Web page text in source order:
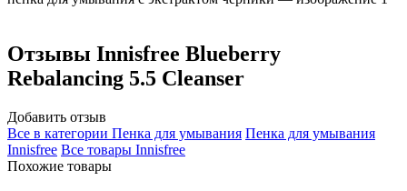
Отзывы Innisfree Blueberry
Rebalancing 5.5 Cleanser
Добавить отзыв
Все в категории Пенка для умывания Пенка для умывания
Innisfree Все товары Innisfree
Похожие товары